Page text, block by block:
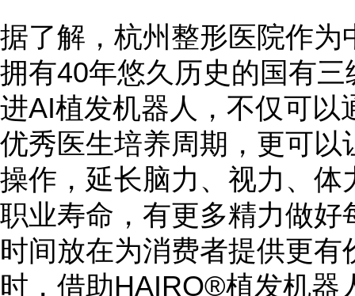
据了解，杭州整形医院作
拥有40年悠久历史的国有
进AI植发机器人，不仅可以
优秀医生培养周期，更可
操作，延长脑力、视力、
职业寿命，有更多精力做
时间放在为消费者提供更
时，借助HAIRO®植发机器